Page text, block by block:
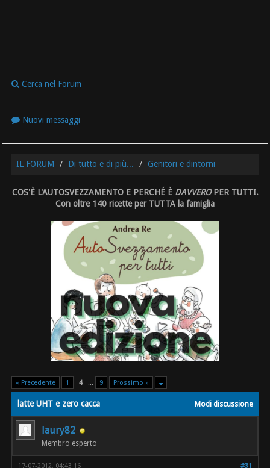
Cerca nel Forum
Nuovi messaggi
IL FORUM Di tutto e di più... Genitori e dintorni
COS'È L'AUTOSVEZZAMENTO E PERCHÉ È DAVVEROPER TUTTI.
Con oltre 140 ricette per TUTTA la famiglia
« Precedente 1 4 ... 9 Prossimo »
Modi discussione
latte UHT e zero cacca
laury82
Membro esperto
#31
17-07-2012, 04:43 16